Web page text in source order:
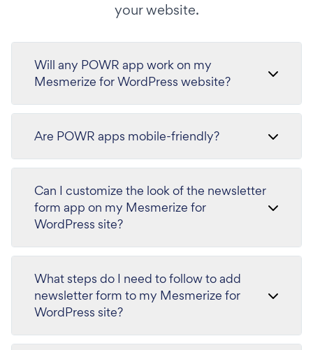
your website.
Will any POWR app work on my
Mesmerize for WordPress website?
Are POWR apps mobile-friendly?
Can I customize the look of the newsletter
form app on my Mesmerize for
WordPress site?
What steps do I need to follow to add
newsletter form to my Mesmerize for
WordPress site?